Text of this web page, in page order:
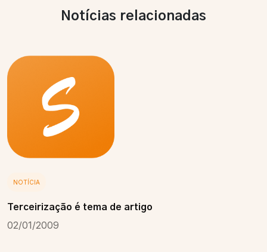
Notícias relacionadas
NOTÍCIA
Terceirização é tema de artigo
02/01/2009